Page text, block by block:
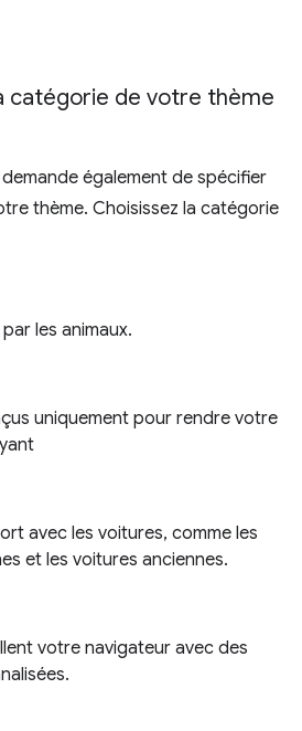
catégorie de votre thème
également de spécifier
thème. Choisissez la catégorie
les animaux.
uniquement pour rendre votre
avec les voitures, comme les
et les voitures anciennes.
votre navigateur avec des